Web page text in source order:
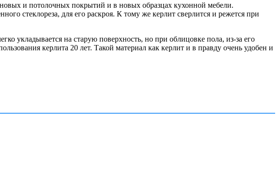
и потолочных покрытий и в новых образцах кухонной мебели.
стеклореза, для его раскроя. К тому же керлит сверлится и режется при
укладывается на старую поверхность, но при облицовке пола, из-за его
керлита 20 лет. Такой материал как керлит и в правду очень удобен и